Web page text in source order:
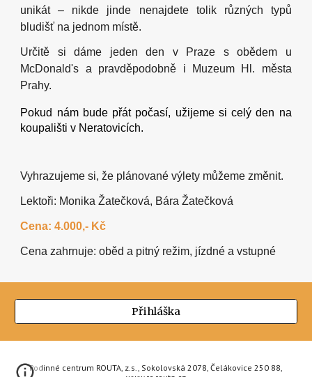
unikát – nikde jinde nenajdete tolik různých typů
bludišť na jednom místě.
Určitě si dáme jeden den v Praze s obědem u
McDonald's a pravděpodobně i Muzeum Hl. města
Prahy.
Pokud nám bude přát počasí, užijeme si celý den na
koupališti v Neratovicích.
Vyhrazujeme si, že plánované výlety můžeme změnit.
Lektoři: Monika Žatečková, Bára Žatečková
Cena: 4.000,- Kč
Cena zahrnuje: oběd a pitný režim, jízdné a vstupné
Přihláška
Rodinné centrum ROUTA, z.s., Sokolovská 2078, Čelákovice 250 88,